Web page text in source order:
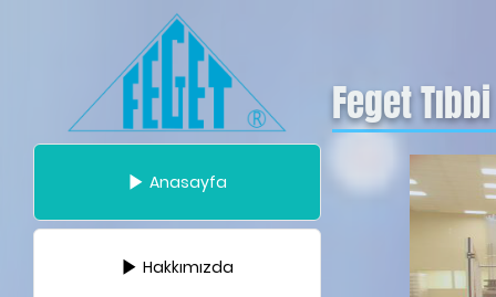
Feget
Anasayfa
Hakkımızda